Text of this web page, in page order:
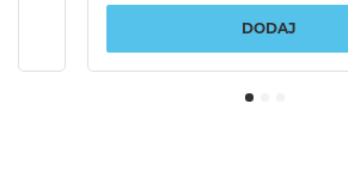
DODAJ